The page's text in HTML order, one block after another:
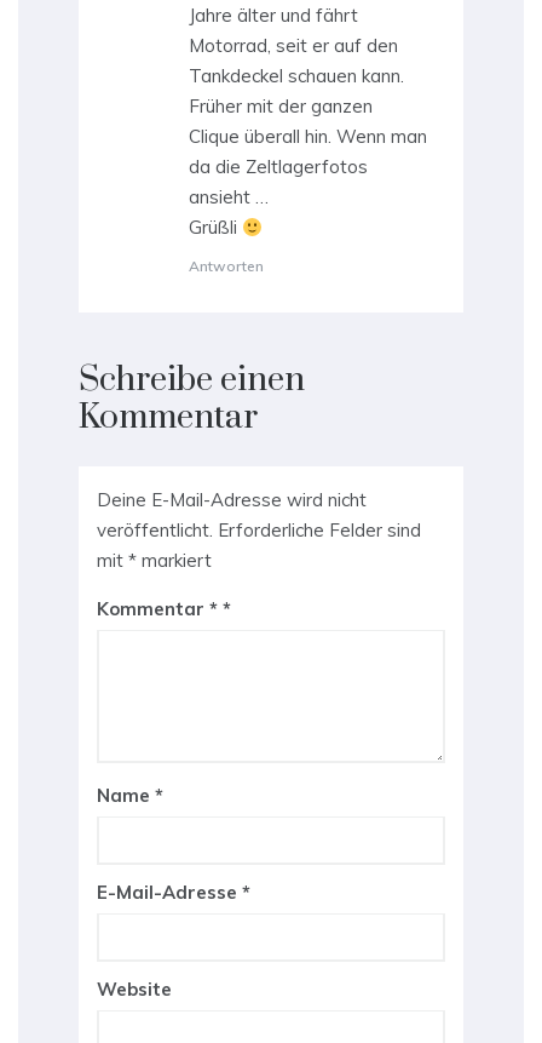
Jahre älter und fährt
Motorrad, seit er auf den
Tankdeckel schauen kann.
Früher mit der ganzen
Clique überall hin. Wenn man
da die Zeltlagerfotos
ansieht …
Grüßli
Antworten
Schreibe einen
Kommentar
Deine E-Mail-Adresse wird nicht
veröffentlicht. Erforderliche Felder sind
mit * markiert
Kommentar *
Name *
E-Mail-Adresse *
Website